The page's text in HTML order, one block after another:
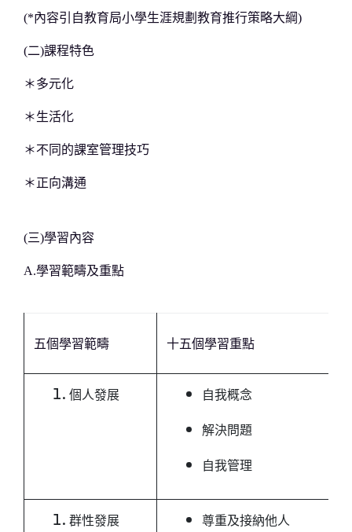
(*內容引自教育局小學生涯規劃教育推行策略大綱)
(二)課程特色
＊多元化
＊生活化
＊不同的課室管理技巧
＊正向溝通
(三)學習內容
A.學習範疇及重點
五個學習範疇 十五個學習重點
個人發展 自我概念
解決問題
自我管理
群性發展 尊重及接納他人